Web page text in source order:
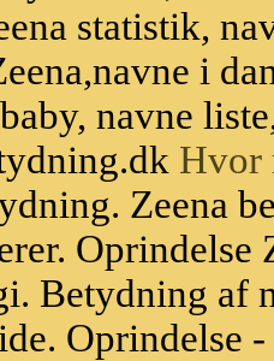
statistik,
i
navne
Hvor
Zeena
Oprindelse
Betydning af
Oprindelse